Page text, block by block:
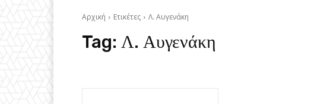
Αρχική Ετικέτες Λ. Αυγενάκη
Tag: Λ. Αυγενάκη